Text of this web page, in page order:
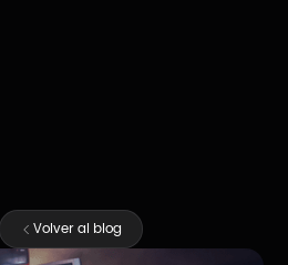
Volver al blog